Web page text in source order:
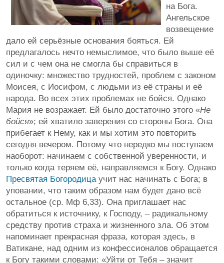
на Бога.
Ангельское
возвещение
дало ей серьёзные основания бояться. Ей
предлагалось нечто немыслимое, что было выше её
сил и с чем она не смогла бы справиться в
одиночку: множество трудностей, проблем с законом
Моисея, с Иосифом, с людьми из её страны и её
народа. Во всех этих проблемах не бойся. Однако
Мария не возражает. Ей было достаточно этого «Не
бойся»; ей хватило заверения со стороны Бога. Она
прибегает к Нему, как и мы хотим это повторить
сегодня вечером. Потому что нередко мы поступаем
наоборот: начинаем с собственной уверенности, и
только когда теряем её, направляемся к Богу. Однако
Пресвятая Богородица учит нас начинать с Бога; в
уповании, что таким образом нам будет дано всё
остальное (ср. Мф 6,33). Она приглашает нас
обратиться к источнику, к Господу, – радикальному
средству против страха и жизненного зла. Об этом
напоминает прекрасная фраза, которая здесь, в
Ватикане, над одним из конфессионалов обращается
к Богу такими словами: «Уйти от Тебя – значит